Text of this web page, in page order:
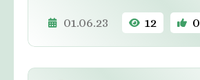
01.06.23 12 0